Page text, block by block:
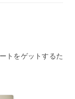
トをゲットするた